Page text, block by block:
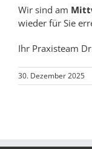
Wir sind am
wieder für Sie
Ihr Praxisteam
30. Dezember 2025